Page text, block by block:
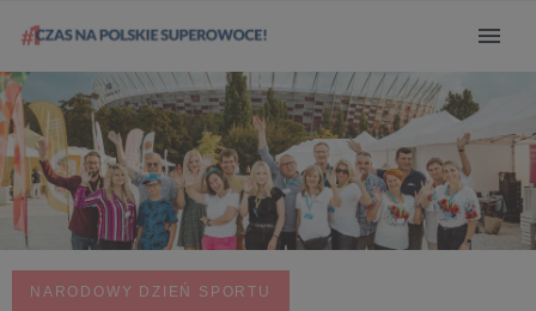
NARODOWY DZIEŃ SPORTU